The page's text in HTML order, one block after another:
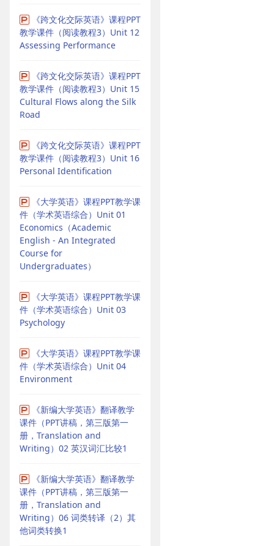
《跨文化交际英语》课程PPT
教学课件（阅读教程3）Unit 12
Assessing Performance
《跨文化交际英语》课程PPT
教学课件（阅读教程3）Unit 15
Cultural Flows along the Silk
Road
《跨文化交际英语》课程PPT
教学课件（阅读教程3）Unit 16
Personal Identification
《大学英语》课程PPT教学课
件（学术英语综合）Unit 01
Economics（Academic
English - An Integrated
Course for
Undergraduates）
《大学英语》课程PPT教学课
件（学术英语综合）Unit 03
Psychology
《大学英语》课程PPT教学课
件（学术英语综合）Unit 04
Environment
《新编大学英语》翻译教学
课件（PPT讲稿，第三版第一
册，Translation and
Writing）02 英汉词汇比较1
《新编大学英语》翻译教学
课件（PPT讲稿，第三版第一
册，Translation and
Writing）06 词类转译（2）其
他词类转换1